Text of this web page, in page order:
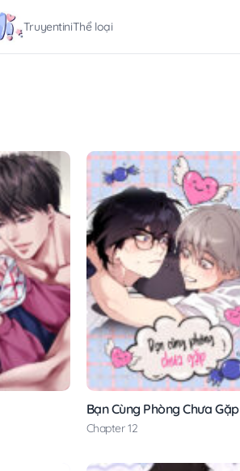
TruyentiniThể loại
Bạn Cùng Phòng Chưa Gặp
Chapter 12